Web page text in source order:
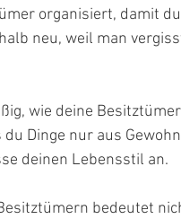
organisiert, damit
neu, weil man
wie deine
Dinge nur aus
deinen Lebensstil an.
bedeutet